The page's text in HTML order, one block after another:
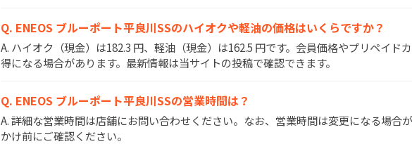
Q. ENEOS ブルーポート平良川SSのハイオクや軽油の価格はいくらですか？
A. ハイオク（現金）は182.3 円、軽油（現金）は162.5 円です。会員価格やプリペイド
得になる場合があります。最新情報は当サイトの投稿で確認できます。
Q. ENEOS ブルーポート平良川SSの営業時間は？
A. 詳細な営業時間は店舗にお問い合わせください。なお、営業時間は変更になる場合
かけ前にご確認ください。